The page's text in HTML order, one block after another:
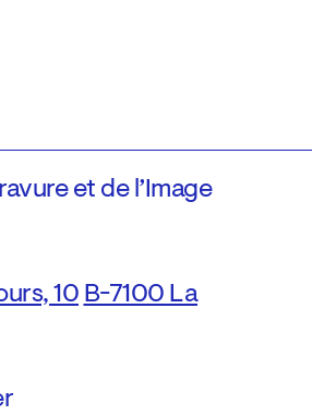
et de l’Image
10 B-7100 La